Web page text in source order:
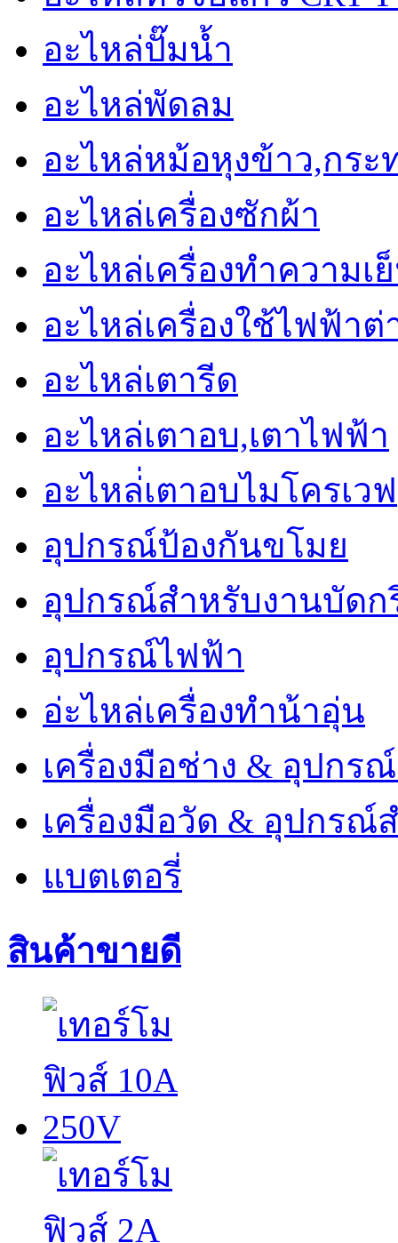
อะไหล่ปั๊มน้ำ
อะไหล่พัดลม
อะไหล่หม้อหุงข้าว,กระ
อะไหล่เครื่องซักผ้า
อะไหล่เครื่องทำความเ
อะไหล่เครื่องใช้ไฟฟ้าต่
อะไหล่เตารีด
อะไหล่เตาอบ,เตาไฟฟ้า
อะไหล่่เตาอบไมโครเวฟ
อุปกรณ์ป้องกันขโมย
อุปกรณ์สำหรับงานบัดก
อุปกรณ์ไฟฟ้า
อ่ะไหล่เครื่องทำน้าอุ่น
เครื่องมือช่าง & อุปกร
เครื่องมือวัด & อุปกรณ์
แบตเตอรี่
สินค้าขายดี